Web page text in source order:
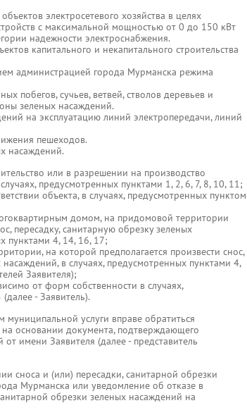
электросетевого хозяйства в целях
с максимальной мощностью от 0 до 150 кВт
надежности электроснабжения.
капитального и некапитального строительства
администрацией города Мурманска режима
побегов, сучьев, ветвей, стволов деревьев и
зеленых насаждений.
на эксплуатацию линий электропередачи, линий
пешеходов.
насаждений.
или в разрешении на производство
предусмотренных пунктами 1, 2, 6, 7, 8, 10, 11;
объекта, в случаях, предусмотренных пунктом
домом, на придомовой территории
пересадку, санитарную обрезку зеленых
пунктами 4, 14, 16, 17;
на которой предполагается произвести снос,
в случаях, предусмотренных пунктами 4,
Заявителя);
от форм собственности в случаях,
- Заявитель).
услуги вправе обратиться
основании документа, подтверждающего
имени Заявителя (далее - представитель
сноса и (или) пересадки, санитарной обрезки
Мурманска или уведомление об отказе в
обрезки зеленых насаждений на